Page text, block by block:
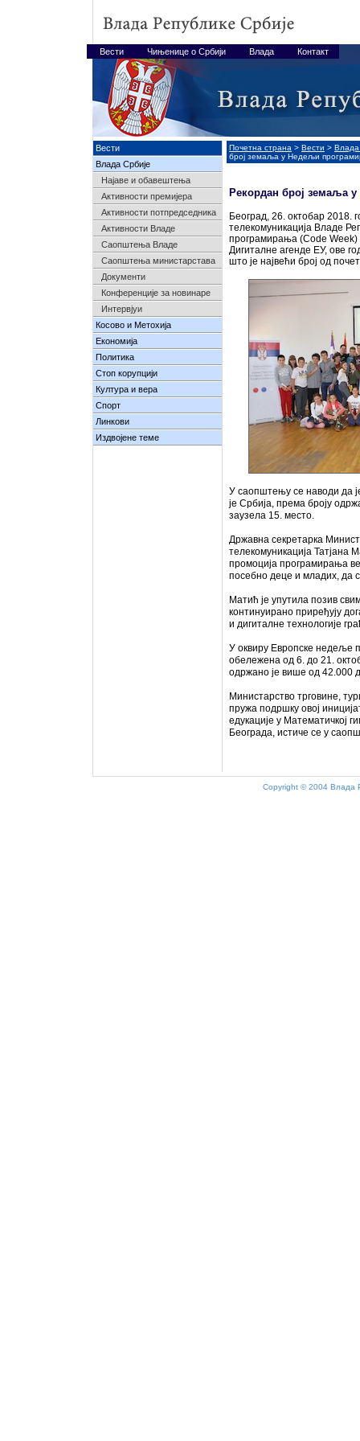
Вести Чињенице о Србији Влада Контакт
Вести
Влада Србије
Најавe и обавештења
Активности премијера
Активности потпредседника
Активности Владе
Саопштења Владе
Саопштења министарстава
Документи
Конференције за новинаре
Интервјуи
Косово и Метохија
Економија
Политика
Стоп корупцији
Култура и вера
Спорт
Линкови
Издвојене теме
Почетна страна > Вести > Влада
број земаља у Недељи
Рекордан број земаља
Београд, 26. октобар 2018.
телекомуникација Владе
програмирања (Code Week)
Дигиталне агенде ЕУ, ове
што је највећи број од
У саопштењу се наводи да
је Србија, према броју
заузела 15. место.
Државна секретарка
телекомуникација Татјана
промоција програмирања
посебно деце и младих, да
Матић је упутила позив
континуирано приређују
и дигиталне технологије
У оквиру Европске недеље
обележена од 6. до 21.
одржано је више од 42.000
Министарство трговине,
пружа подршку овој
едукације у Математичкој
Београда, истиче се у
Copyright © 2004 Влада